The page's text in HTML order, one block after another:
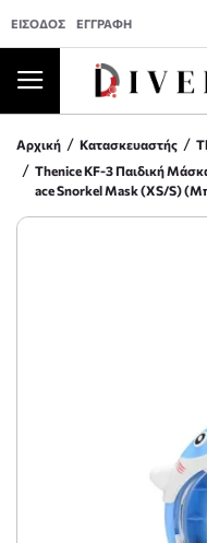
ΕΊΣΟΔΟΣ ΕΓΓΡΑΦΉ
Αρχική Κατασκευαστής
Thenice KF-3 Παιδική
ace Snorkel Mask (XS/S)